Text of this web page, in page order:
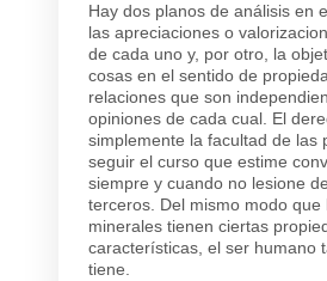
Hay dos planos de análisis en
las apreciaciones o
de cada uno y, por otro, la
cosas en el sentido de
relaciones que son
opiniones de cada cual. El
simplemente la facultad de las
seguir el curso que estime
siempre y cuando no lesione
terceros. Del mismo modo que
minerales tienen ciertas
características, el ser humano
tiene.